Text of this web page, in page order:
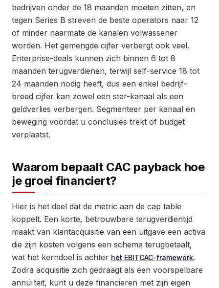
bedrijven onder de 18 maanden moeten zitten, en
tegen Series B streven de beste operators naar 12
of minder naarmate de kanalen volwassener
worden. Het gemengde cijfer verbergt ook veel.
Enterprise-deals kunnen zich binnen 6 tot 8
maanden terugverdienen, terwijl self-service 18 tot
24 maanden nodig heeft, dus een enkel bedrijf-
breed cijfer kan zowel een ster-kanaal als een
geldverlies verbergen. Segmenteer per kanaal en
beweging voordat u conclusies trekt of budget
verplaatst.
Waarom bepaalt CAC payback hoe
je groei financiert?
Hier is het deel dat de metric aan de cap table
koppelt. Een korte, betrouwbare terugverdientijd
maakt van klantacquisitie van een uitgave een activa
die zijn kosten volgens een schema terugbetaalt,
wat het kerndoel is achter het EBITCAC-framework.
Zodra acquisitie zich gedraagt als een voorspelbare
annuïteit, kunt u deze financieren met zijn eigen